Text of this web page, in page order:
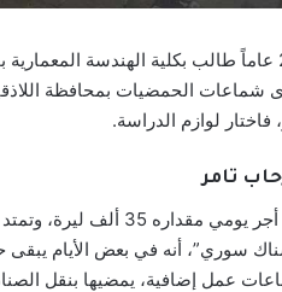
لم يتمكن هاشم 20 عاماً طالب بكلية
الحمضيات بمحافظة
فاختار لوازم الدراسة.
تامر
يحصل الشاب على أجر